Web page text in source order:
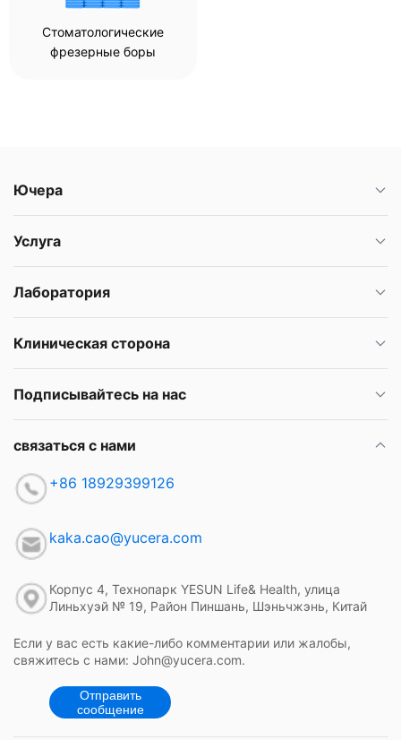
Стоматологические
фрезерные боры
Ючера
Услуга
Лаборатория
Клиническая сторона
Подписывайтесь на нас
связаться с нами
+86 18929399126
kaka.cao@yucera.com
Корпус 4, Технопарк YESUN Life& Health, улица
Линьхуэй № 19, Район Пиншань, Шэньчжэнь, Китай
Если у вас есть какие-либо комментарии или жалобы,
свяжитесь с нами: John@yucera.com.
Отправить
сообщение